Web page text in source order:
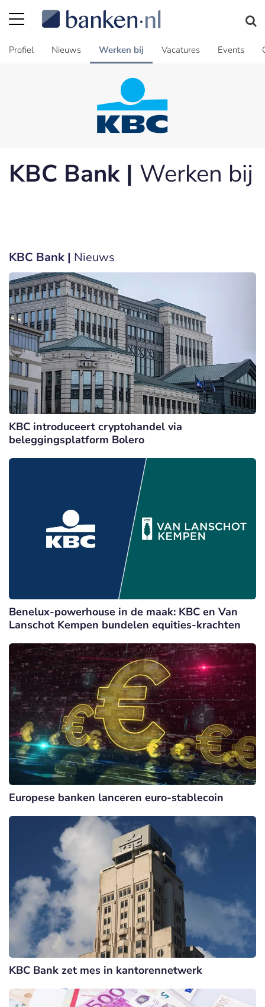
Profiel Nieuws Werken bij Vacatures Events
KBC Bank | Werken bij
KBC Bank | Nieuws
KBC introduceert cryptohandel via
beleggingsplatform Bolero
Benelux-powerhouse in de maak: KBC en Van
Lanschot Kempen bundelen equities-krachten
Europese banken lanceren euro-stablecoin
KBC Bank zet mes in kantorennetwerk